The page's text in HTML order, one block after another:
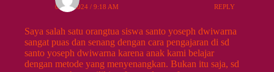
09/13/2024 / 9:18 AM REPLY
Saya salah satu orangtua siswa santo yoseph dwiwarna
sangat puas dan senang dengan cara pengajaran di sd
santo yoseph dwiwarna karena anak kami belajar
dengan metode yang menyenangkan. Bukan itu saja, sd